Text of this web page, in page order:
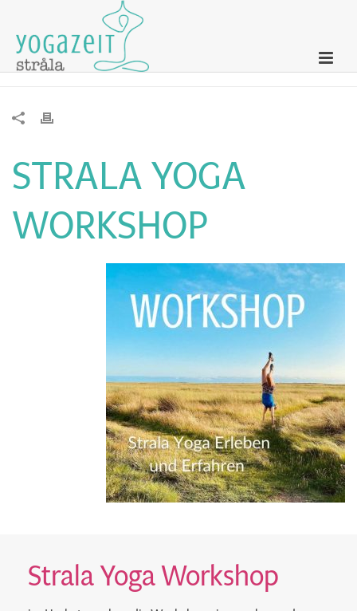
Strala Yoga Workshop
STRALA YOGA
WORKSHOP
Strala Yoga Workshop